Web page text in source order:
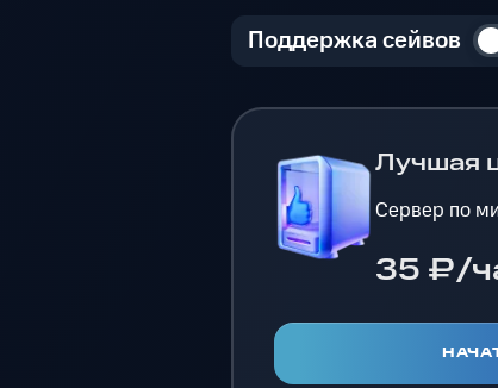
Поддержка сейвов
Лучшая
Сервер по
35 ₽/